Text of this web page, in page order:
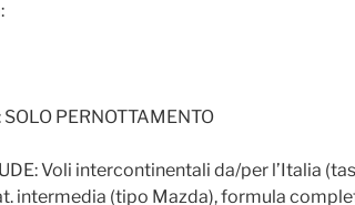
PERNOTTAMENTO
Voli intercontinentali da/per l’Italia
intermedia (tipo Mazda), formula